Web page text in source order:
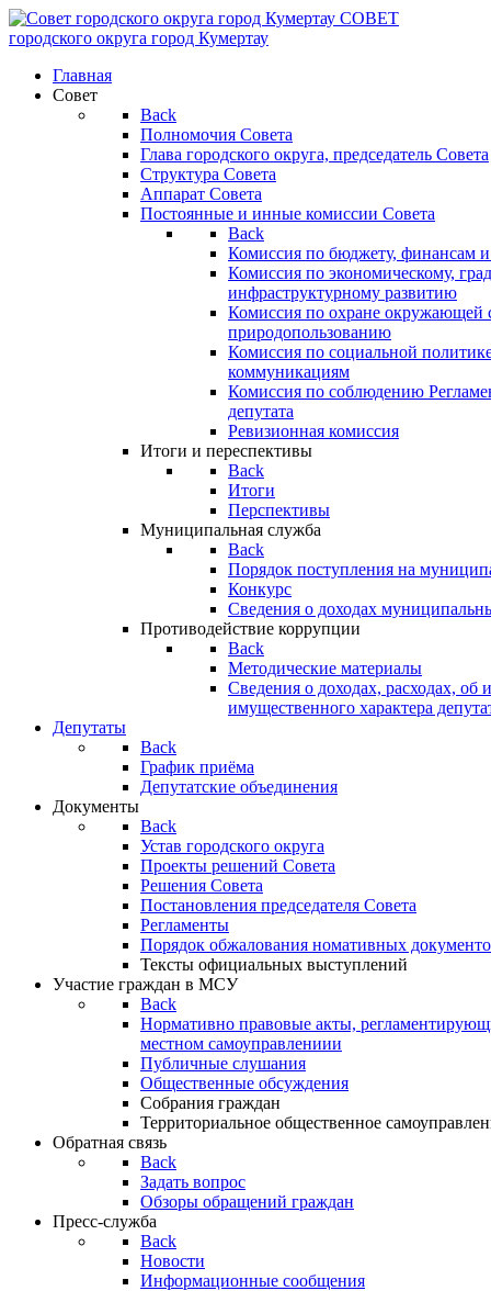
СОВЕТ
городского округа город Кумертау
Главная
Совет
Back
Полномочия Совета
Глава городского округа, председатель Совета
Структура Совета
Аппарат Совета
Постоянные и инные комиссии Совета
Back
Комиссия по бюджету, финансам и
Комиссия по экономическому,
инфраструктурному развитию
Комиссия по охране окружающей
природопользованию
Комиссия по социальной
коммуникациям
Комиссия по соблюдению
депутата
Ревизионная комиссия
Итоги и переспективы
Back
Итоги
Перспективы
Муниципальная служба
Back
Порядок поступления на
Конкурс
Сведения о доходах
Противодействие коррупции
Back
Методические материалы
Сведения о доходах, расходах, об
имущественного характера
Депутаты
Back
График приёма
Депутатские объединения
Документы
Back
Устав городского округа
Проекты решений Совета
Решения Совета
Постановления председателя Совета
Регламенты
Порядок обжалования номативных
Тексты официальных выступлений
Участие граждан в МСУ
Back
Нормативно правовые акты,
местном самоуправлениии
Публичные слушания
Общественные обсуждения
Собрания граждан
Территориальное общественное
Обратная связь
Back
Задать вопрос
Обзоры обращений граждан
Пресс-служба
Back
Новости
Информационные сообщения